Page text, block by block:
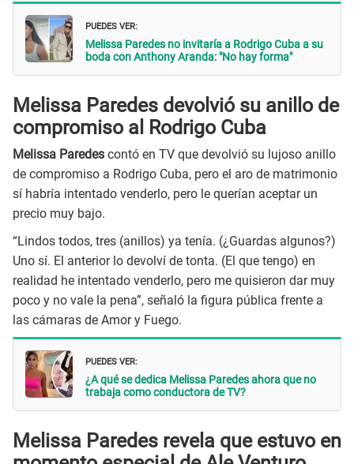
PUEDES VER:
Melissa Paredes no invitaría a Rodrigo Cuba a su
boda con Anthony Aranda: "No hay forma"
Melissa Paredes devolvió su anillo de
compromiso al Rodrigo Cuba
Melissa Paredes contó en TV que devolvió su lujoso anillo
de compromiso a Rodrigo Cuba, pero el aro de matrimonio
sí habría intentado venderlo, pero le querían aceptar un
precio muy bajo.
“Lindos todos, tres (anillos) ya tenía. (¿Guardas algunos?)
Uno sí. El anterior lo devolví de tonta. (El que tengo) en
realidad he intentado venderlo, pero me quisieron dar muy
poco y no vale la pena”, señaló la figura pública frente a
las cámaras de Amor y Fuego.
PUEDES VER:
¿A qué se dedica Melissa Paredes ahora que no
trabaja como conductora de TV?
Melissa Paredes revela que estuvo en